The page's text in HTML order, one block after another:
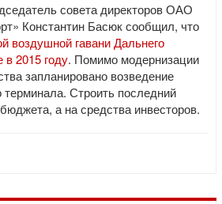
совета директоров ОАО
Константин Басюк сообщил, что
воздушной гавани Дальнего
в 2015 году. Помимо модернизации
запланировано возведение
терминала. Строить последний
а на средства инвесторов.